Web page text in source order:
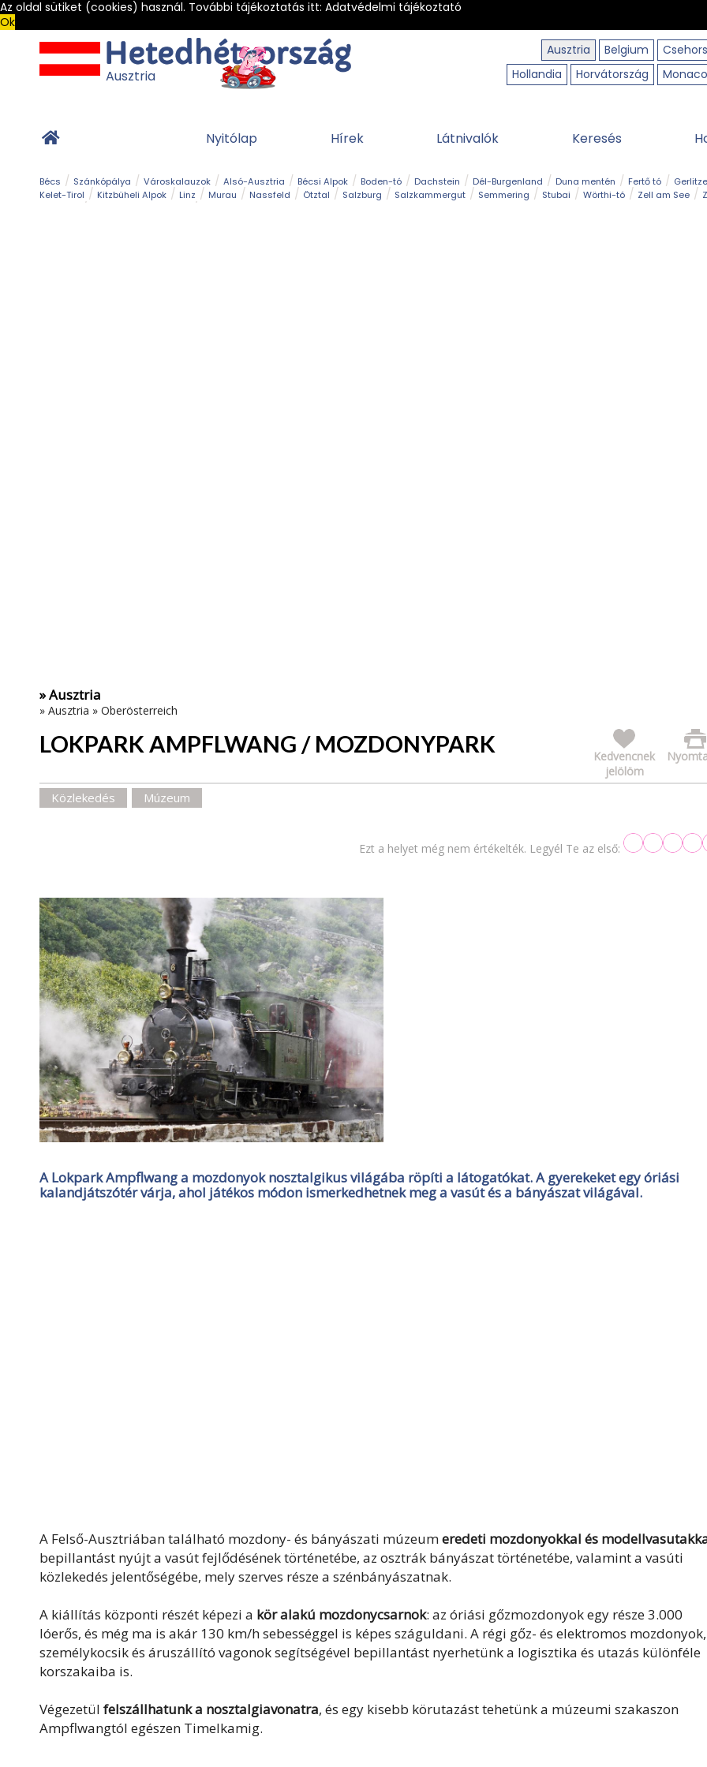
Az oldal sütiket (cookies) használ. További tájékoztatás itt: Adatvédelmi tájékoztató
Ok
Ausztria
Belgium
Hollandia
Horvátország Monaco
Ausztria
Nyitólap Hírek Látnivalók Keresés
Bécs Szánkópálya Városkalauzok Alsó-Ausztria Bécsi Alpok Boden-tó Dachstein Dél-Burgenland Duna mentén Fertő tó
Kelet-Tirol
Kitzbüheli Alpok Linz Murau Nassfeld Ötztal Salzburg Salzkammergut Semmering Stubai Wörthi-tó Zell am See
» Ausztria
» Ausztria » Oberösterreich
LOKPARK AMPFLWANG / MOZDONYPARK
Kedvencnek
jelölöm
Közlekedés Múzeum
Ezt a helyet még nem értékelték. Legyél Te az első:
A Lokpark Ampflwang a mozdonyok nosztalgikus világába röpíti a látogatókat. A gyerekeket egy óriási
kalandjátszótér várja, ahol játékos módon ismerkedhetnek meg a vasút és a bányászat világával.
A Felső-Ausztriában található mozdony- és bányászati múzeumeredeti mozdonyokkal és
bepillantást nyújt a vasút fejlődésének történetébe, az osztrák bányászat történetébe, valamint a vasúti
közlekedés jelentőségébe, mely szerves része a szénbányászatnak.
A kiállítás központi részét képezi a kör alakú mozdonycsarnok: az óriási gőzmozdonyok egy része 3.000
lóerős, és még ma is akár 130 km/h sebességgel is képes száguldani. A régi gőz- és elektromos mozdonyok,
személykocsik és áruszállító vagonok segítségével bepillantást nyerhetünk a logisztika és utazás különféle
korszakaiba is.
Végezetül felszállhatunk a nosztalgiavonatra, és egy kisebb körutazást tehetünk a múzeumi szakaszon
Ampflwangtól egészen Timelkamig.